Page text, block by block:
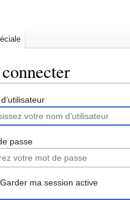
passe
Garder ma session active